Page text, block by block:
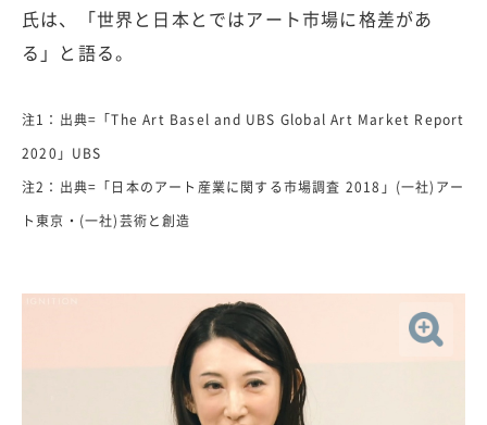
氏は、「世界と日本とではアート市場に格差があ
る」と語る。
注1：出典=「The Art Basel and UBS Global Art Market Report
2020」UBS
注2：出典=「日本のアート産業に関する市場調査 2018」(一社)アー
ト東京・(一社)芸術と創造